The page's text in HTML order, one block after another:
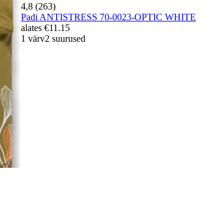
4,8 (263)
Padi ANTISTRESS 70-0023-OPTIC WHITE
alates €11.15
1 värv2 suurused